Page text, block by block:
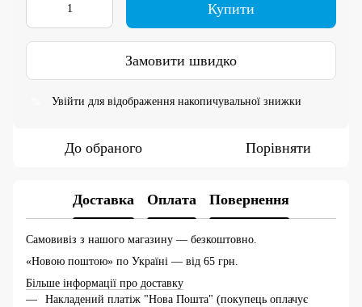
Купити
Замовити швидко
Увійти для відображення накопичувальної знижки
До обраного Порівняти
Доставка Оплата Повернення
Самовивіз з нашого магазину — безкоштовно.
«Новою поштою» по Україні — від 65 грн.
Більше інформації про доставку
Накладений платіж "Нова Пошта" (покупець оплачує